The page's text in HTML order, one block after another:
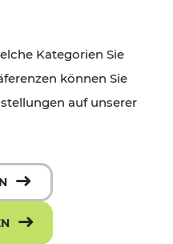
Kategorien Sie
können Sie
auf unserer